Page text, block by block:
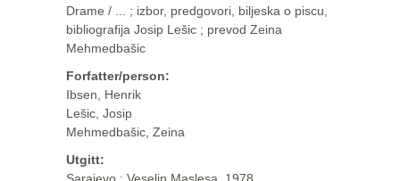
Drame / ... ; izbor, predgovori, biljeska o piscu,
bibliografija Josip Lešic ; prevod Zeina
Mehmedbašic
Forfatter/person:
Ibsen, Henrik
Lešic, Josip
Mehmedbašic, Zeina
Utgitt: